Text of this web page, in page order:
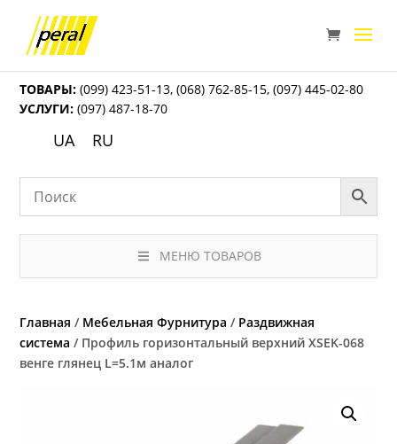
ТОВАРЫ: (099) 423-51-13,(068) 762-85-15,(097) 445-02-80
УСЛУГИ: (097) 487-18-70
UA RU
МЕНЮ ТОВАРОВ
Главная / Мебельная Фурнитура / Раздвижная
система / Профиль горизонтальный верхний ХSEK-068
венге глянец L=5.1м аналог